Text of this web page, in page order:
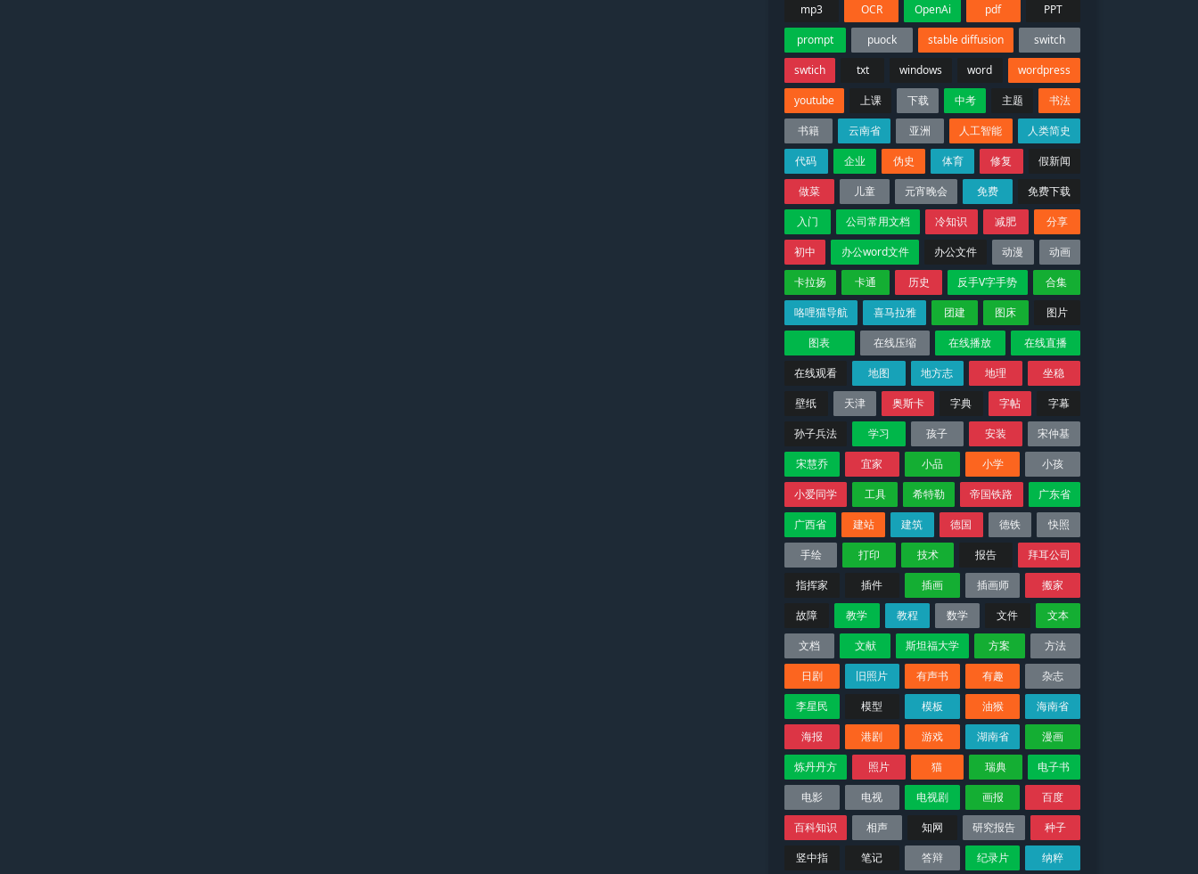
mp3
OCR OpenAi pdf
PPT
prompt
puock stable diffusion
switch
swtich
txt windows word
wordpress
youtube
上课 下载 中考 主题
书法
书籍
云南省 亚洲 人工智能
人类简史
代码
企业 伪史 体育 修复
假新闻
做菜
儿童 元宵晚会 免费
免费下载
入门
公司常用文档 冷知识 减肥
分享
初中
办公word文件 办公文件 动漫
动画
卡拉扬
卡通 历史 反手V字手势
合集
咯哩猫导航
喜马拉雅 团建 图床
图片
图表
在线压缩 在线播放
在线直播
在线观看
地图 地方志 地理
坐稳
壁纸
天津 奥斯卡 字典 字帖
字幕
孙子兵法
学习 孩子 安装
宋仲基
宋慧乔
宜家 小品 小学
小孩
小爱同学
工具 希特勒 帝国铁路
广东省
广西省
建站 建筑 德国 德铁
快照
手绘
打印 技术 报告
拜耳公司
指挥家
插件 插画 插画师
搬家
故障
教学 教程 数学 文件
文本
文档
文献 斯坦福大学 方案
方法
日剧
旧照片 有声书 有趣
杂志
李星民
模型 模板 油猴
海南省
海报
港剧 游戏 湖南省
漫画
炼丹丹方
照片 猫 瑞典
电子书
电影
电视 电视剧 画报
百度
百科知识
相声 知网 研究报告
种子
竖中指
笔记 答辩 纪录片 纳粹